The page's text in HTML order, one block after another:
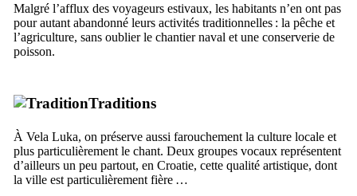
Malgré l’afflux des voyageurs estivaux, les habitants n’en ont pas
pour autant abandonné leurs activités traditionnelles : la pêche et
l’agriculture, sans oublier le chantier naval et une conserverie de
poisson.
Traditions
À Vela Luka, on préserve aussi farouchement la culture locale et
plus particulièrement le chant. Deux groupes vocaux représentent
d’ailleurs un peu partout, en Croatie, cette qualité artistique, dont
la ville est particulièrement fière …